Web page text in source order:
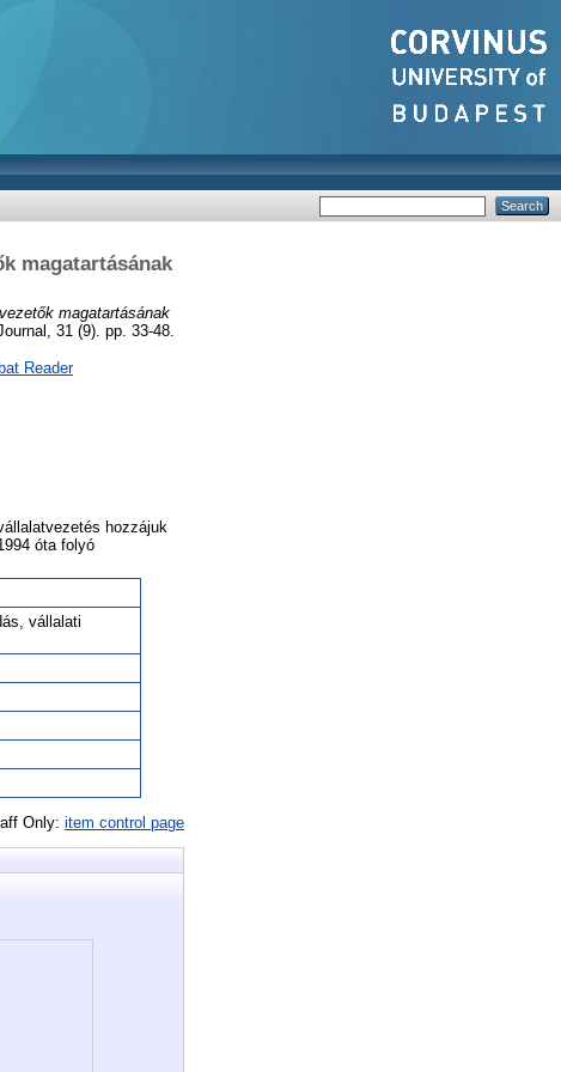
magatartásának
magatartásának
31 (9). pp. 33-48.
Reader
hozzájuk
óta folyó
vállalati
Only: item control page